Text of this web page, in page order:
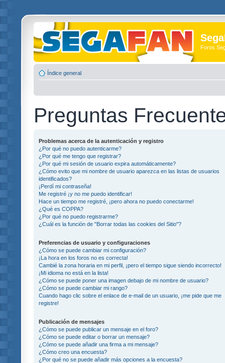
Foros
Índice general
Preguntas
Problemas acerca de la autenticación y registro
¿Por qué no puedo autenticarme?
¿Por qué me tengo que registrar?
¿Por qué mi sesión de usuario expira automáticamente?
¿Cómo evito que mi nombre de usuario aparezca en las listas de usuarios
identificados?
¡Perdí mi contraseña!
Me registré ¡y no me puedo identificar!
Hace un tiempo me registré, ¡pero ahora no puedo conectarme!
¿Qué es COPPA?
¿Por qué no puedo registrarme?
¿Cuál es la función de "Borrar todas las cookies del Sitio"?
Preferencias de usuario y configuraciones
¿Cómo se puede cambiar mi configuración?
¡La hora en los foros no es correcta!
Cambié la zona horaria en mi perfil, ¡pero el tiempo sigue siendo incorrecto!
¡Mi idioma no está en la lista!
¿Cómo se puede poner una imagen debajo de mi nombre de usuario?
¿Cómo se puede cambiar mi rango?
Cuando hago clic sobre el enlace de e-mail de un usuario, ¡me pide que me
registre!
Publicación de mensajes
¿Cómo se puede publicar un mensaje en el foro?
¿Cómo se puede editar o borrar un mensaje?
¿Cómo se puede añadir una firma a mi mensaje?
¿Cómo creo una encuesta?
¿Por qué no se puede añadir más opciones a la encuesta?